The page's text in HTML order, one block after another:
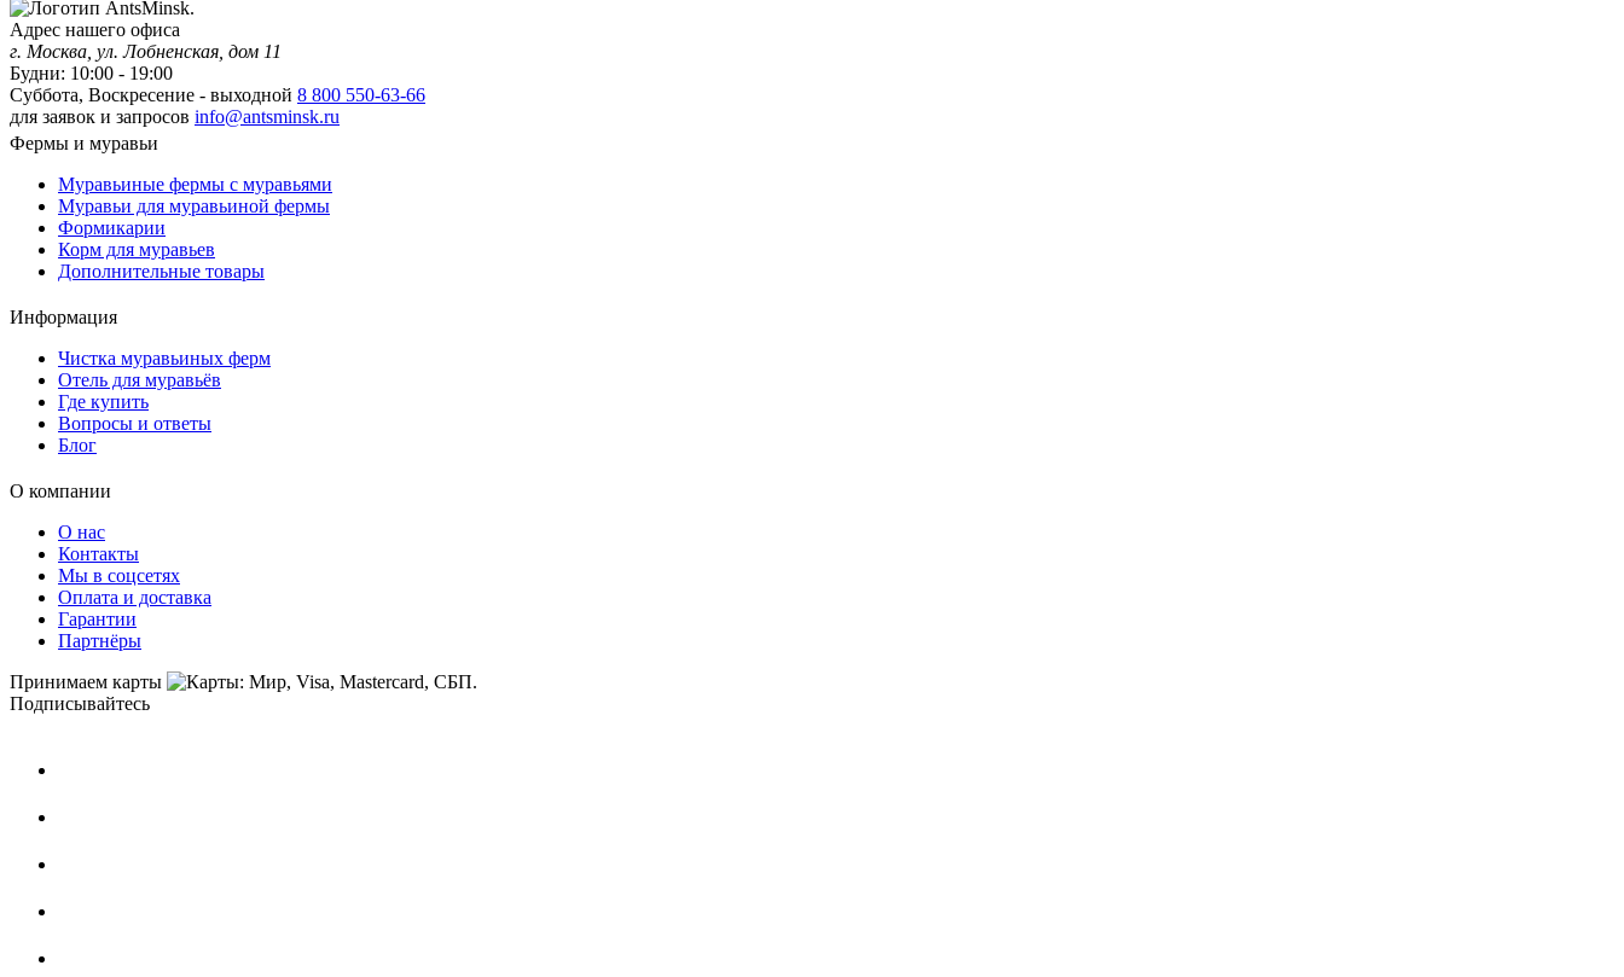
Адрес нашего офиса
г. Москва, ул. Лобненская, дом 11
Будни: 10:00 - 19:00
Суббота, Воскресение - выходной 8 800 550-63-66
для заявок и запросов info@antsminsk.ru
Фермы и муравьи
Муравьиные фермы с муравьями
Муравьи для муравьиной фермы
Формикарии
Корм для муравьев
Дополнительные товары
Информация
Чистка муравьиных ферм
Отель для муравьёв
Где купить
Вопросы и ответы
Блог
О компании
О нас
Контакты
Мы в соцсетях
Оплата и доставка
Гарантии
Партнёры
Принимаем карты
Подписывайтесь